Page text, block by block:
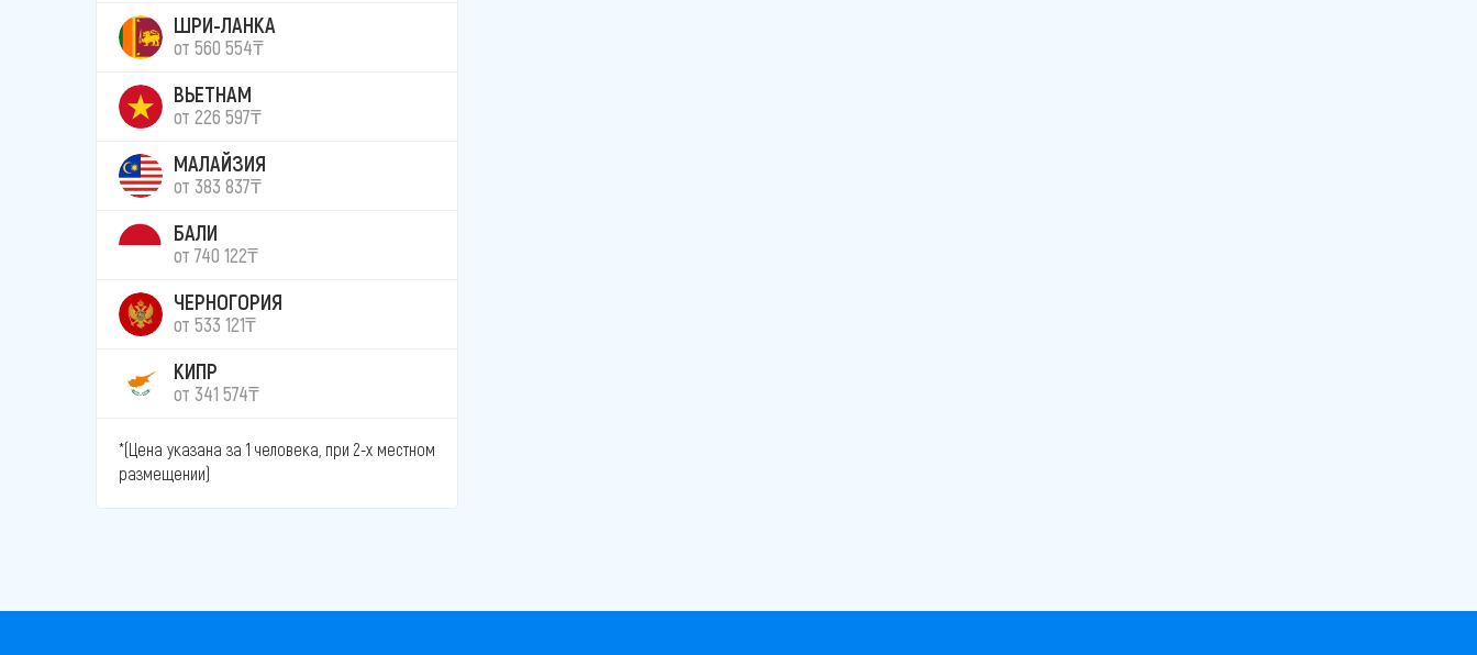
ШРИ-ЛАНКА
от 560 554₸
ВЬЕТНАМ
от 226 597₸
МАЛАЙЗИЯ
от 383 837₸
БАЛИ
от 740 122₸
ЧЕРНОГОРИЯ
от 533 121₸
КИПР
от 341 574₸
*(Цена указана за 1 человека, при 2-х местном
размещении)